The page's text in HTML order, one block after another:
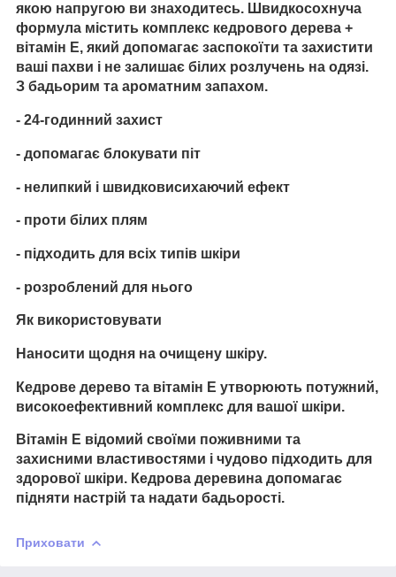
якою напругою ви знаходитесь. Швидкосохнуча
формула містить комплекс кедрового дерева +
вітамін Е, який допомагає заспокоїти та захистити
ваші пахви і не залишає білих розлучень на одязі.
З бадьорим та ароматним запахом.
- 24-годинний захист
- допомагає блокувати піт
- нелипкий і швидковисихаючий ефект
- проти білих плям
- підходить для всіх типів шкіри
- розроблений для нього
Як використовувати
Наносити щодня на очищену шкіру.
Кедрове дерево та вітамін Е утворюють потужний,
високоефективний комплекс для вашої шкіри.
Вітамін Е відомий своїми поживними та
захисними властивостями і чудово підходить для
здорової шкіри. Кедрова деревина допомагає
підняти настрій та надати бадьорості.
Приховати